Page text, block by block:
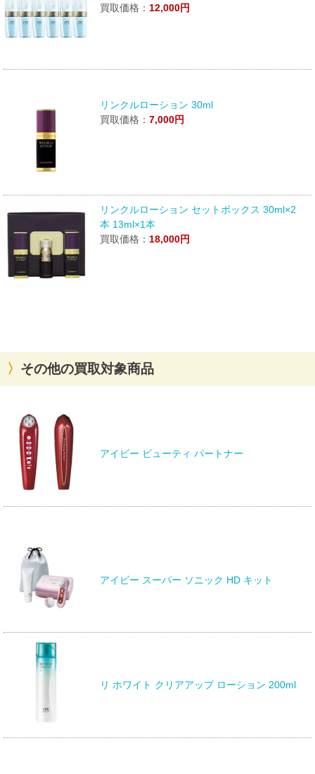
買取価格：12,000円
リンクルローション 30ml
買取価格：7,000円
リンクルローション セットボックス 30ml×2
本 13ml×1本
買取価格： 18,000円
その他の買取対象商品
アイビー ビューティ パートナー
アイビー スーパー ソニック HD キット
リ ホワイト クリアアップ ローション 200ml